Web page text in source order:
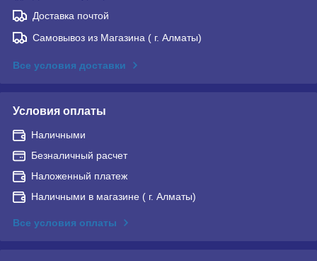
Доставка почтой
Самовывоз из Магазина ( г. Алматы)
Все условия доставки
Условия оплаты
Наличными
Безналичный расчет
Наложенный платеж
Наличными в магазине ( г. Алматы)
Все условия оплаты